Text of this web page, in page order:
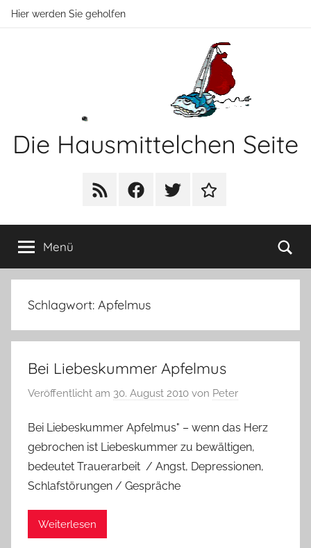
ZumHier werden Sie geholfen
Die Hausmittelchen Seite
RSS FacebookTwitter Newsletter
Menü
Schlagwort: Apfelmus
Bei Liebeskummer Apfelmus
Veröffentlicht am 30. August 2010 von Peter
Bei Liebeskummer Apfelmus" – wenn das Herz
gebrochen ist Liebeskummer zu bewältigen,
bedeutet Trauerarbeit / Angst, Depressionen,
Schlafstörungen / Gespräche
Weiterlesen